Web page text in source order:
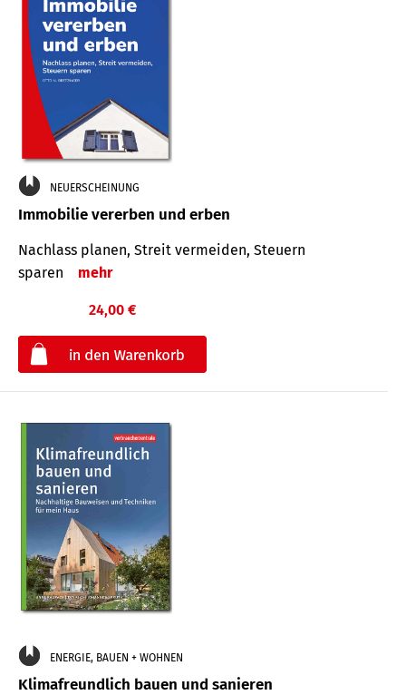
NEUERSCHEINUNG
Immobilie vererben und erben
Nachlass planen, Streit vermeiden, Steuern
sparen
mehr
24,00 €
ENERGIE, BAUEN + WOHNEN
Klimafreundlich bauen und sanieren